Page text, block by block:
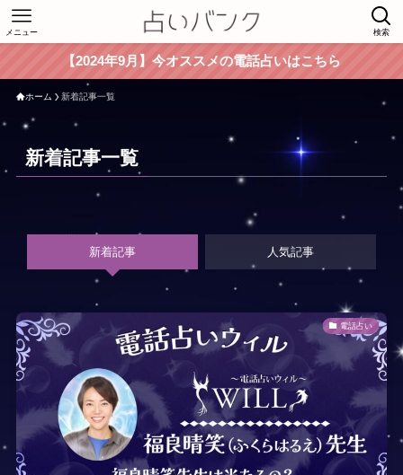
検索
メニュー
【2024年9月】今オススメの電話占いはこちら
ホーム 新着記事一覧
新着記事一覧
新着記事 人気記事
電話占い